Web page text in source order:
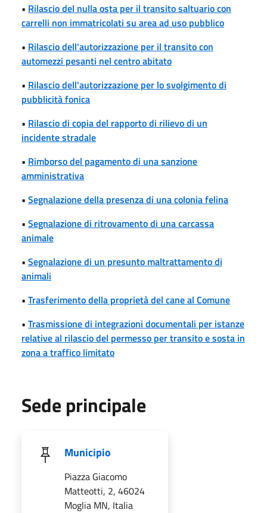
• Rilascio del nulla osta per il transito saltuario con
carrelli non immatricolati su area ad uso pubblico
• Rilascio dell'autorizzazione per il transito con
automezzi pesanti nel centro abitato
• Rilascio dell'autorizzazione per lo svolgimento di
pubblicità fonica
• Rilascio di copia del rapporto di rilievo di un
incidente stradale
• Rimborso del pagamento di una sanzione
amministrativa
• Segnalazione della presenza di una colonia felina
• Segnalazione di ritrovamento di una carcassa
animale
• Segnalazione di un presunto maltrattamento di
animali
• Trasferimento della proprietà del cane al Comune
• Trasmissione di integrazioni documentali per istanze
relative al rilascio del permesso per transito e sosta in
zona a traffico limitato
Sede principale
Municipio
Piazza Giacomo
Matteotti, 2, 46024
Moglia MN, Italia